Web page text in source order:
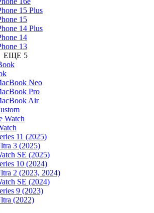
15 Plus
15
14 Plus
14
13
ЕЩЕ 5
Neo
Pro
Air
11 (2025)
3 (2025)
SE (2025)
10 (2024)
2 (2023, 2024)
SE (2024)
9 (2023)
(2022)